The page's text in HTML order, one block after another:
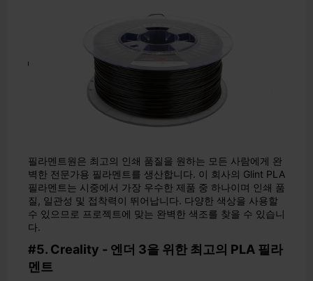
필라멘트원은 최고의 인쇄 품질을 원하는 모든 사람에게 완
벽한 전문가용 필라멘트를 생산합니다. 이 회사의 Glint PLA
필라멘트는 시중에서 가장 우수한 제품 중 하나이며 인쇄 품
질, 일관성 및 접착력이 뛰어납니다. 다양한 색상을 사용할
수 있으므로 프로젝트에 맞는 완벽한 색조를 찾을 수 있습니
다.
#5. Creality - 엔더 3을 위한 최고의 PLA 필라
멘트